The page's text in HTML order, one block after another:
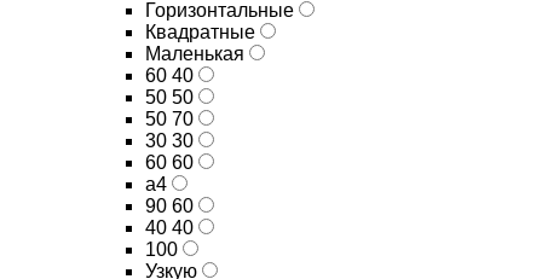
Горизонтальные
Квадратные
Маленькая
60 40
50 50
50 70
30 30
60 60
а4
90 60
40 40
100
Узкую